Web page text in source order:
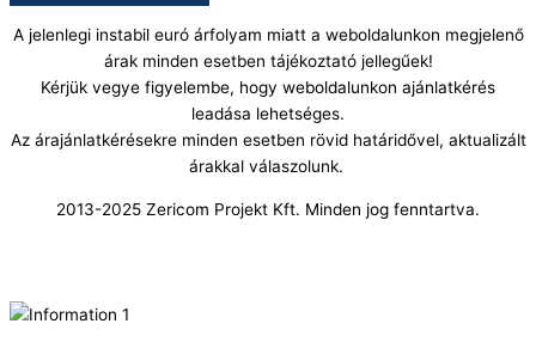
A jelenlegi instabil euró árfolyam miatt a weboldalunkon megjelenő
árak minden esetben tájékoztató jellegűek!
Kérjük vegye figyelembe, hogy weboldalunkon ajánlatkérés
leadása lehetséges.
Az árajánlatkérésekre minden esetben rövid határidővel, aktualizált
árakkal válaszolunk.
2013-2025 Zericom Projekt Kft. Minden jog fenntartva.